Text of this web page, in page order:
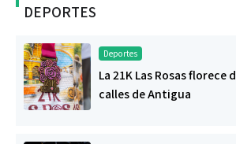
DEPORTES
Deportes
La 21K Las Rosas florece
calles de Antigua